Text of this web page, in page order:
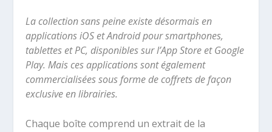
La collection sans peine existe désormais en
applications iOS et Android pour smartphones,
tablettes et PC, disponibles sur l’App Store et Google
Play. Mais ces applications sont également
commercialisées sous forme de coffrets de façon
exclusive en librairies.
Chaque boîte comprend un extrait de la